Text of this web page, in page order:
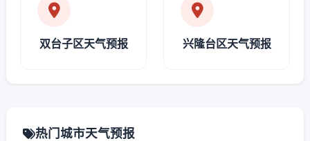
双台子区天气预报 兴隆台区天气预报
热门城市天气预报